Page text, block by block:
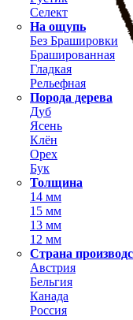
Селект
На ощупь
Без Брашировки
Брашированная
Гладкая
Рельефная
Порода дерева
Дуб
Ясень
Клён
Орех
Бук
Толщина
14 мм
15 мм
13 мм
12 мм
Страна
Австрия
Бельгия
Канада
Россия